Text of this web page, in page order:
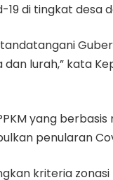
19 di tingkat desa
lurah,” kata
yang
penularan
kriteria